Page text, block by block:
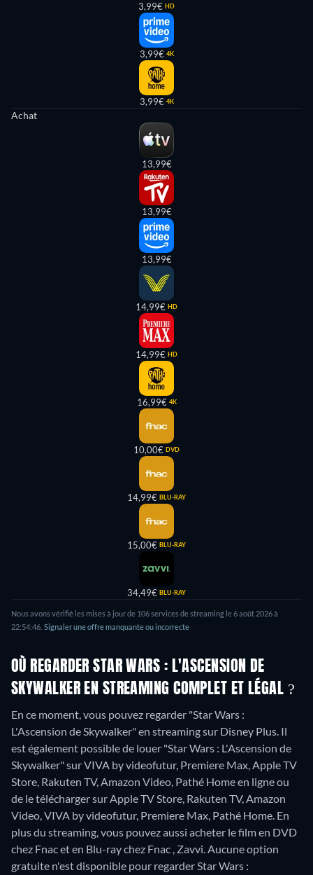
3,99€ HD
3,99€ 4K
3,99€ 4K
Achat
13,99€
13,99€
13,99€
14,99€ HD
14,99€ HD
16,99€ 4K
10,00€ DVD
14,99€ BLU-RAY
15,00€ BLU-RAY
34,49€ BLU-RAY
Nous avons vérifié les mises à jour de 106services de streaming le6 août 2026à
22:54:46 Signaler une offre manquante ou incorrecte
OÙ REGARDER STAR WARS : L'ASCENSION DE
SKYWALKER EN STREAMING COMPLET ET LÉGAL ?
En ce moment, vous pouvez regarder "Star Wars :
L'Ascension de Skywalker" en streaming sur Disney Plus. Il
est également possible de louer "Star Wars : L'Ascension de
Skywalker" sur VIVA by videofutur, Premiere Max, Apple TV
Store, Rakuten TV, Amazon Video, Pathé Home en ligne ou
de le télécharger sur Apple TV Store, Rakuten TV, Amazon
Video, VIVA by videofutur, Premiere Max, Pathé Home. En
plus du streaming, vous pouvez aussi acheter le film en DVD
chez Fnac et en Blu-ray chez Fnac , Zavvi.Aucune option
gratuite n'est disponible pour regarder Star Wars :